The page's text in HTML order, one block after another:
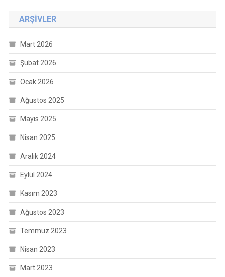
ARŞIVLER
Mart 2026
Şubat 2026
Ocak 2026
Ağustos 2025
Mayıs 2025
Nisan 2025
Aralık 2024
Eylül 2024
Kasım 2023
Ağustos 2023
Temmuz 2023
Nisan 2023
Mart 2023